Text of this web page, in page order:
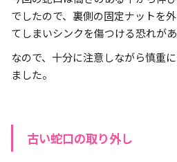
でしたので、裏側の固定ナットを
てしまいシンクを傷つける恐れがあ
なので、十分に注意しながら慎重
ました。
古い蛇口の取り外し